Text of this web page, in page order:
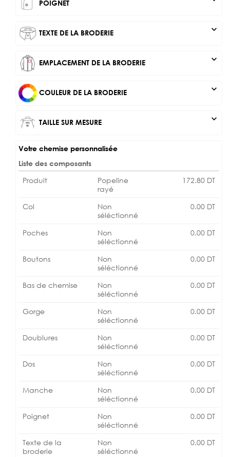
POIGNET
TEXTE DE LA BRODERIE expand_more
EMPLACEMENT DE LA BRODERIE expand_more
COULEUR DE LA BRODERIE expand_more
TAILLE SUR MESURE expand_more
Votre chemise personnalisée
Liste des composants
Produit
Popeline
rayé
172.80 DT
Col
Non
séléctionné
0.00 DT
Poches
Non
séléctionné
0.00 DT
Boutons
Non
séléctionné
0.00 DT
Bas de chemise
Non
séléctionné
0.00 DT
Gorge
Non
séléctionné
0.00 DT
Doublures
Non
séléctionné
0.00 DT
Dos
Non
séléctionné
0.00 DT
Manche
Non
séléctionné
0.00 DT
Poignet
Non
séléctionné
0.00 DT
Texte de la
broderie
Non
séléctionné
0.00 DT